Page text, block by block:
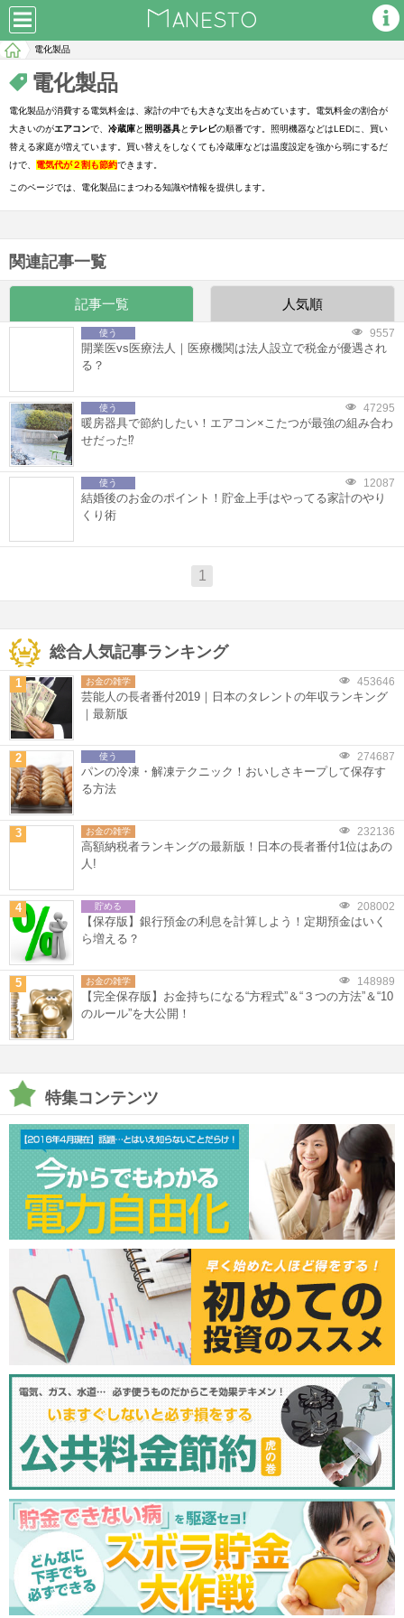
電化製品
電化製品
電化製品が消費する電気料金は、家計の中でも大きな支出を占めています。電気料金の割合が
大きいのがエアコンで、 冷蔵庫と 照明器具とテレビの順番です。照明機器などはLEDに、買い
替える家庭が増えています。買い替えをしなくても冷蔵庫などは温度設定を強から弱にするだ
けで、 電気代が２割も節約できます。
このページでは、電化製品にまつわる知識や情報を提供します。
関連記事一覧
記事一覧 人気順
使う 9557
開業医vs医療法人｜医療機関は法人設立で税金が優遇され
る？
使う 47295
暖房器具で節約したい！エアコン×こたつが最強の組み合わ
せだった⁉
使う 12087
結婚後のお金のポイント！貯金上手はやってる家計のやり
くり術
1
総合人気記事ランキング
1 お金の雑学 453646
芸能人の長者番付2019｜日本のタレントの年収ランキング
｜最新版
2 使う 274687
パンの冷凍・解凍テクニック！おいしさキープして保存す
る方法
3 お金の雑学 232136
高額納税者ランキングの最新版！日本の長者番付1位はあの
人!
4 貯める 208002
【保存版】銀行預金の利息を計算しよう！定期預金はいく
ら増える？
5 お金の雑学 148989
【完全保存版】お金持ちになる“方程式”＆“３つの方法”＆“10
のルール”を大公開！
特集コンテンツ